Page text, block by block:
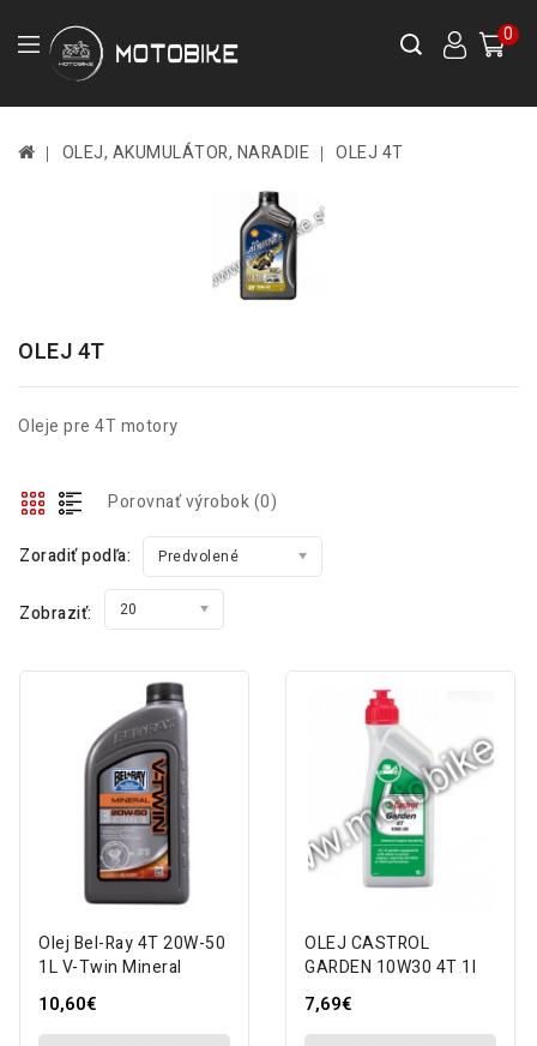
0
OLEJ, AKUMULÁTOR, NARADIE OLEJ 4T
OLEJ 4T
Oleje pre 4T motory
Porovnať výrobok (0)
Zoradiť podľa: Predvolené
Zobraziť: 20
Olej Bel-Ray 4T 20W-50
1L V-Twin Mineral
10,60€
OLEJ CASTROL
GARDEN 10W30 4T 1l
7,69€